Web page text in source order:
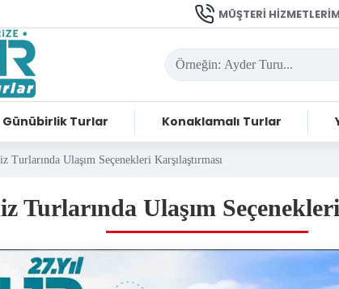
MÜŞTERI
Günübirlik Turlar Konaklamalı Turlar
Turlarında Ulaşım Seçenekleri Karşılaştırması
Turlarında Ulaşım